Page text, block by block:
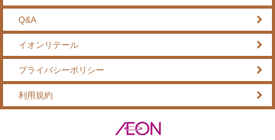
Q&A
イオンリテール
プライバシーポリシー
利用規約